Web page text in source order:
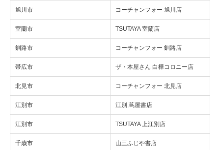
旭川市 コーチャンフォー 旭川店
室蘭市 TSUTAYA 室蘭店
釧路市 コーチャンフォー 釧路店
帯広市 ザ・本屋さん 白樺コロニー店
北見市 コーチャンフォー 北見店
江別市 江別 蔦屋書店
江別市 TSUTAYA 上江別店
千歳市 山三ふじや書店